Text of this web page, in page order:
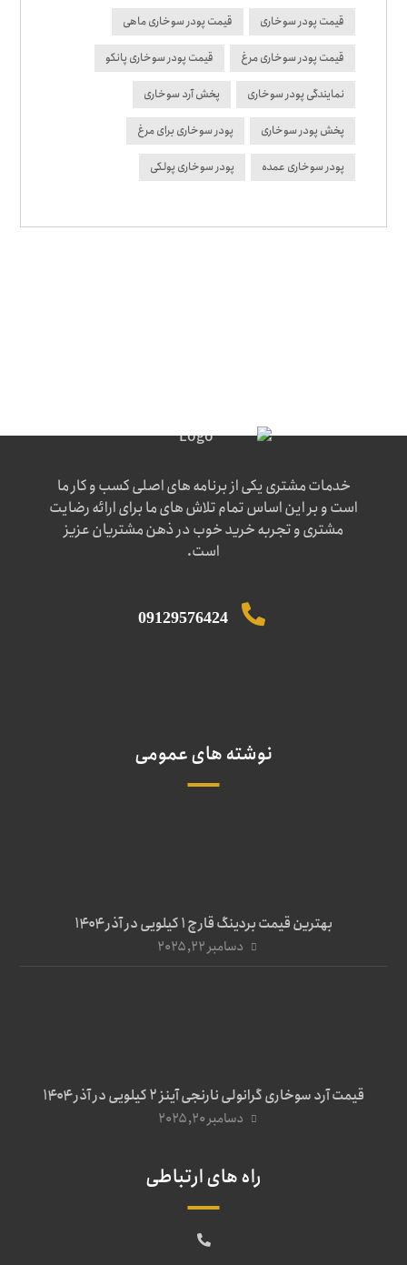
قیمت پودر سوخاری قیمت پودر سوخاری ماهی
قیمت پودر سوخاری مرغ قیمت پودر سوخاری پانکو
نمایندگی پودر سوخاری پخش آرد سوخاری
پخش پودر سوخاری پودر سوخاری برای مرغ
پودر سوخاری عمده پودر سوخاری پولکی
خدمات مشتری یکی از برنامه های اصلی کسب و کار ما
است و بر این اساس تمام تلاش های ما برای ارائه رضایت
مشتری و تجربه خرید خوب در ذهن مشتریان عزیز
است.
09129576424
نوشته های عمومی
بهترین قیمت بردینگ قارچ 1 کیلویی در آذر ۱۴۰۴
دسامبر ۲۲, ۲۰۲۵
قیمت آرد سوخاری گرانولی نارنجی آینز ۲ کیلویی در آذر ۱۴۰۴
دسامبر ۲۰, ۲۰۲۵
راه های ارتباطی